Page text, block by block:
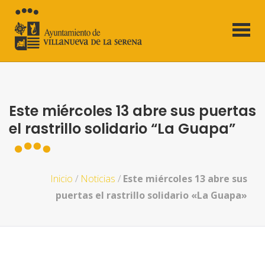
Este miércoles 13 abre sus puertas
el rastrillo solidario “La Guapa”
Inicio / Noticias / Este miércoles 13 abre sus
puertas el rastrillo solidario «La Guapa»